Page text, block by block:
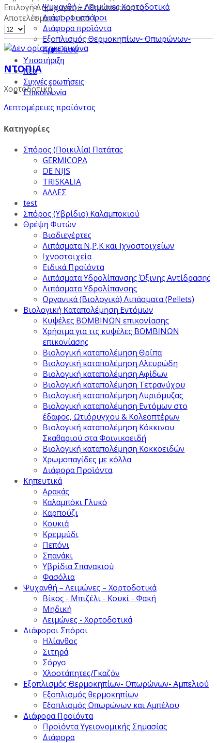
Ψυχανθή – Λειμώνες Χορτοδοτικά
Διάφοροι σπόροι
Διάφορα προϊόντα
Εξοπλισμός Θερμοκηπίων- Οπωρώνων-
Αμπελιού
Υποστήριξη
Νέα
Συχνές ερωτήσεις
Επικοινωνία
Επιλογή Δημιουργού / Παρασκευαστή
Αποτελέσματα 1 - 1 από 1
ΝΤΟΠΙΑ
Χορτοδοτική
Λεπτομέρειες προϊόντος
Κατηγορίες
Σπόρος (Ποικιλία) Πατάτας
GERMICOPA
DE NIJS
TRISKALIA
ΑΛΛΕΣ
test
Σπόρος (Υβρίδιο) Καλαμποκιού
Θρέψη Φυτών
Βιοδιεγέρτες
Λιπάσματα Ν,Ρ,Κ και Ιχνοστοιχείων
Ιχνοστοιχεία
Ειδικά Προϊόντα
Λιπάσματα Υδρολίπανσης Όξινης Αντίδρασης
Λιπάσματα Υδρολίπανσης
Οργανικά (Βιολογικά) Λιπάσματα (Pellets)
Βιολογική Καταπολέμηση Εντόμων
Κυψέλες ΒΟΜΒΙΝΩΝ επικονίασης
Χρήσιμα για τις κυψέλες ΒΟΜΒΙΝΩΝ
επικονίασης
Βιολογική καταπολέμηση Θρίπα
Βιολογική καταπολέμηση Αλευρώδη
Βιολογική καταπολέμηση Αφίδων
Βιολογική καταπολέμηση Τετρανύχου
Βιολογική καταπολέμηση Λυριόμυζας
Βιολογική καταπολέμηση Εντόμων στο
έδαφος, Ωτιόρυγχου & Κολεοπτέρων
Βιολογική καταπολέμηση Κόκκινου
Σκαθαριού στα Φοινικοειδή
Βιολογική καταπολέμηση Κοκκοειδών
Χρωμοπαγίδες με κόλλα
Διάφορα Προϊόντα
Κηπευτικά
Αρακάς
Καλαμπόκι Γλυκό
Καρπούζι
Κουκιά
Κρεμμύδι
Πεπόνι
Σπανάκι
Υβρίδια Σπανακιού
Φασόλια
Ψυχανθή – Λειμώνες – Χορτοδοτικά
Βίκος - Μπιζέλι - Κουκί - Φακή
Μηδική
Λειμώνες - Χορτοδοτικά
Διάφοροι Σπόροι
Ηλίανθος
Σιτηρά
Σόργο
Χλοοτάπητες/Γκαζόν
Εξοπλισμός Θερμοκηπίων- Οπωρώνων- Αμπελιού
Εξοπλισμός θερμοκηπίων
Εξοπλισμός Οπωρώνων και Αμπέλου
Διάφορα Προϊόντα
Προϊόντα Υγειονομικής Σημασίας
Διάφορα